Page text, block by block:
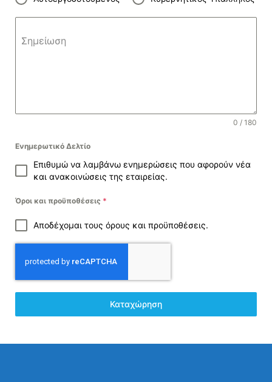
Σημείωση
0 / 180
Ενημερωτικό Δελτίο
Επιθυμώ να λαμβάνω ενημερώσεις που αφορούν νέα
και ανακοινώσεις της εταιρείας.
Όροι και προϋποθέσεις *
Αποδέχομαι τους όρους και προϋποθέσεις.
Καταχώρηση